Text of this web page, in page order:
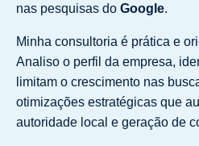
nas pesquisas do Google.
Minha consultoria é prática e
Analiso o perfil da empresa,
limitam o crescimento nas
otimizações estratégicas que
autoridade local e geração de